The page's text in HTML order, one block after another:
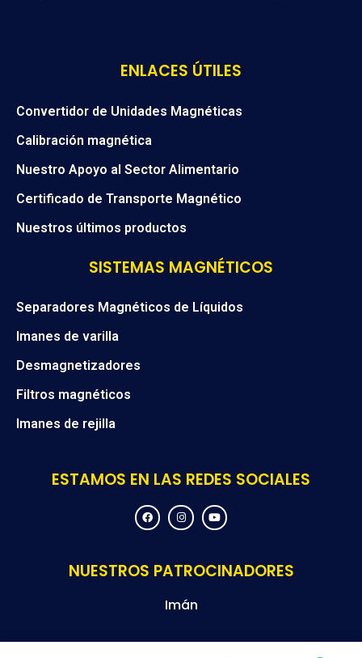
ENLACES ÚTILES
Convertidor de Unidades Magnéticas
Calibración magnética
Nuestro Apoyo al Sector Alimentario
Certificado de Transporte Magnético
Nuestros últimos productos
SISTEMAS MAGNÉTICOS
Separadores Magnéticos de Líquidos
Imanes de varilla
Desmagnetizadores
Filtros magnéticos
Imanes de rejilla
ESTAMOS EN LAS REDES SOCIALES
F
a
c
o
o
I
n
s
g
r
Y
o
u
b
e
NUESTROS PATROCINADORES
Imán